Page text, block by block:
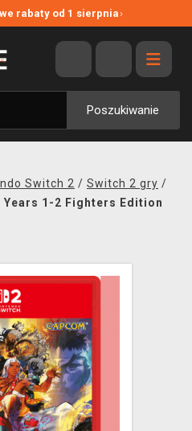
rabaty od 1 sierpnia›
Poszukiwanie
Switch 2 / Switch 2 gry /
1-2 Fighters Edition